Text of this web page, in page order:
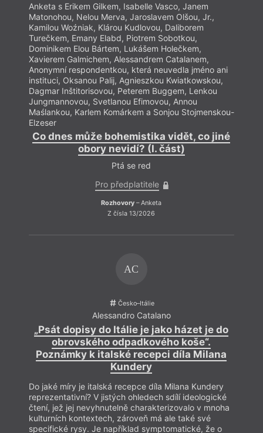
Anketa s Erikem Gilkem, Isabelle Vasco, Janem
Matonohou, Nelou Merva, Jaroslavem Olšou, Jr.,
Kamilou Woźniak, Klárou Kudlovou, Daliborem
Turečkem, Emany Elabd, Piotrem Sobotkou,
Dominikem Elou Bártem, Lukášem Holečkem,
Xavierem Galmichem, Alessandrem Catalanem,
Anonymní respondentkou, která neuvedla jméno ani
instituci, Oksanou Palij, Agnieszkou Kwiatkowskou,
Dagmar Inštitorisovou, Peterem Buggem, Lenkou
Jungmannovou, Svetlanou Efimovou, Annou
Maślankou, Karlem Komárkem a Sonjou Stojmenskou-
Elzeser
Co dnes může bohemistika vidět, co jiné
obory nevidí? (I. část)
Ptá se red
Pro předplatitele
Rozhovory – Anketa
Z čísla 13/2026
AC
Česko–Itálie
Alessandro Catalano
„Psát dopisy do Itálie je jako házet je do
obrovského odpadkového koše“.
Poznámky k italské recepci díla Milana
Kundery
Do jaké míry je italská recepce díla Milana Kundery
reprezentativní? V jistých ohledech sdílí ideologické
čtení, jež jej nevyhnutelně charakterizovalo v mnoha
kulturních kontextech, zároveň má ale také své
specifické rysy. Je například symptomatické, že o